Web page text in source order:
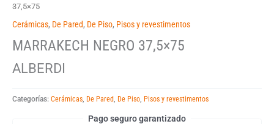
37,5×75
Cerámicas, De Pared, De Piso, Pisos y revestimentos
MARRAKECH NEGRO 37,5×75
ALBERDI
Categorías: Cerámicas, De Pared, De Piso, Pisos y revestimentos
Pago seguro garantizado